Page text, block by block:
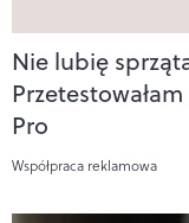
Nie lubię
Pro
Współpraca reklamowa